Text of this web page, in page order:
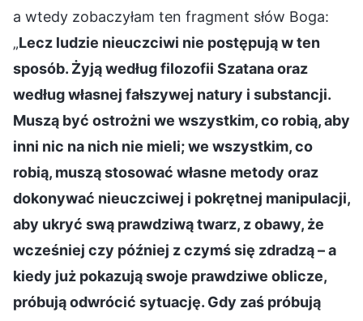
a wtedy zobaczyłam ten fragment słów Boga:
„Lecz ludzie nieuczciwi nie postępują w ten
sposób. Żyją według filozofii Szatana oraz
według własnej fałszywej natury i substancji.
Muszą być ostrożni we wszystkim, co robią, aby
inni nic na nich nie mieli; we wszystkim, co
robią, muszą stosować własne metody oraz
dokonywać nieuczciwej i pokrętnej manipulacji,
aby ukryć swą prawdziwą twarz, z obawy, że
wcześniej czy później z czymś się zdradzą – a
kiedy już pokazują swoje prawdziwe oblicze,
próbują odwrócić sytuację. Gdy zaś próbują